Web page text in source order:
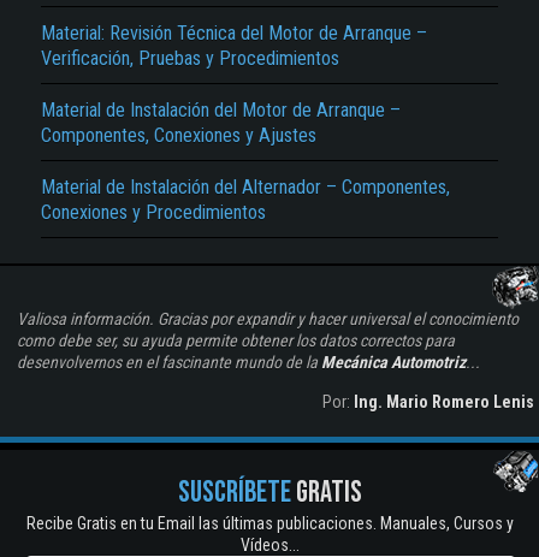
Material: Revisión Técnica del Motor de Arranque –
Verificación, Pruebas y Procedimientos
Material de Instalación del Motor de Arranque –
Componentes, Conexiones y Ajustes
Material de Instalación del Alternador – Componentes,
Conexiones y Procedimientos
Valiosa información. Gracias por expandir y hacer universal el conocimiento
como debe ser, su ayuda permite obtener los datos correctos para
desenvolvernos en el fascinante mundo de la Mecánica Automotriz...
Por: Ing. Mario Romero Lenis
SUSCRÍBETEGRATIS
Recibe Gratis en tu Email las últimas publicaciones. Manuales, Cursos y
Vídeos...